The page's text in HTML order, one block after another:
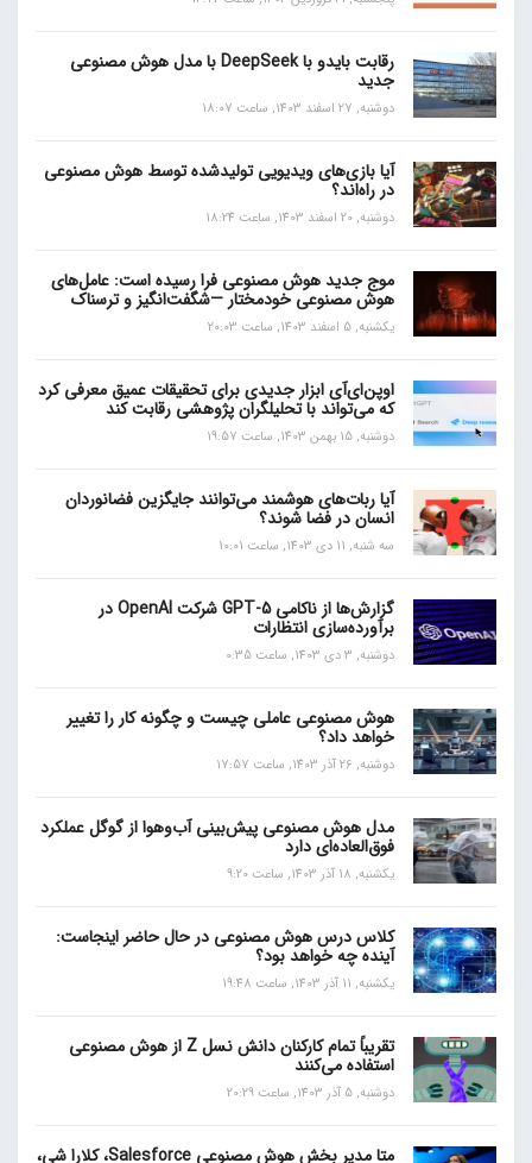
رقابت بایدو با DeepSeek با مدل هوش مصنوعی
جدید
دوشنبه, 27 اسفند 1403, ساعت 18:07
آیا بازی‌های ویدیویی تولیدشده توسط هوش مصنوعی
در راه‌اند؟
دوشنبه, 20 اسفند 1403, ساعت 18:24
موج جدید هوش مصنوعی فرا رسیده است: عامل‌های
هوش مصنوعی خودمختار —شگفت‌انگیز و ترسناک
یکشنبه, 5 اسفند 1403, ساعت 20:03
اوپن‌ای‌آی ابزار جدیدی برای تحقیقات عمیق معرفی کرد
که می‌تواند با تحلیلگران پژوهشی رقابت کند
دوشنبه, 15 بهمن 1403, ساعت 19:57
آیا ربات‌های هوشمند می‌توانند جایگزین فضانوردان
انسان در فضا شوند؟
سه شنبه, 11 دی 1403, ساعت 10:01
گزارش‌ها از ناکامی GPT-5 شرکت OpenAI در
برآورده‌سازی انتظارات
دوشنبه, 3 دی 1403, ساعت 0:35
هوش مصنوعی عاملی چیست و چگونه کار را تغییر
خواهد داد؟
دوشنبه, 26 آذر 1403, ساعت 17:57
مدل هوش مصنوعی پیش‌بینی آب‌و‌هوا از گوگل عملکرد
فوق‌العاده‌ای دارد
یکشنبه, 18 آذر 1403, ساعت 9:20
کلاس درس هوش مصنوعی در حال حاضر اینجاست:
آینده چه خواهد بود؟
یکشنبه, 11 آذر 1403, ساعت 19:48
تقریباً تمام کارکنان دانش نسل Z از هوش مصنوعی
استفاده می‌کنند
دوشنبه, 5 آذر 1403, ساعت 20:29
متا مدیر بخش هوش مصنوعی Salesforce، کلارا شی،